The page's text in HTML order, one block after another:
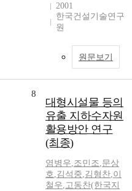
2001
한국건설기술연구
원
원문보기
8
대형시설물 등의
유출 지하수자원
활용방안 연구
(최종)
염병우,조민조,문상
호,김석중,김형찬,이
철우,고동찬(한국지